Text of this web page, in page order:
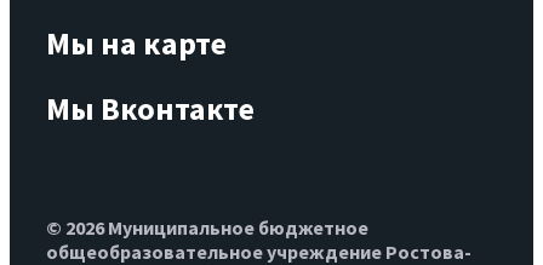
Мы на карте
Мы Вконтакте
© 2026 Муниципальное бюджетное
общеобразовательное учреждение Ростова-